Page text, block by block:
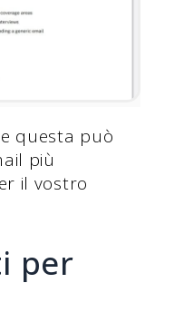
questa può
più
il vostro
per